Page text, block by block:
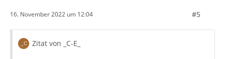
16. November 2022 um 12:04 #5
Zitat von _C-E_